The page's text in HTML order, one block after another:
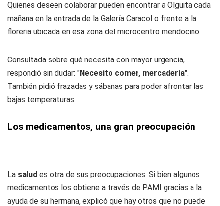
Quienes deseen colaborar pueden encontrar a Olguita cada
mañana en la entrada de la Galería Caracol o frente a la
florería ubicada en esa zona del microcentro mendocino.
Consultada sobre qué necesita con mayor urgencia,
respondió sin dudar: "Necesito comer, mercadería".
También pidió frazadas y sábanas para poder afrontar las
bajas temperaturas.
Los medicamentos, una gran preocupación
La salud es otra de sus preocupaciones. Si bien algunos
medicamentos los obtiene a través de PAMI gracias a la
ayuda de su hermana, explicó que hay otros que no puede